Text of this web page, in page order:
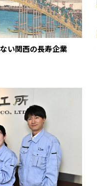
い関西の長寿企業